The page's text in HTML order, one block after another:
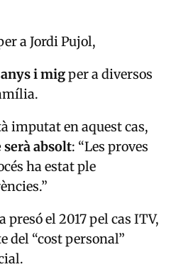
a Jordi Pujol,
anys i migper a diversos
imputat en aquest cas,
serà absolt: “Les proves
ha estat ple
el 2017 pel cas ITV,
del “cost personal”